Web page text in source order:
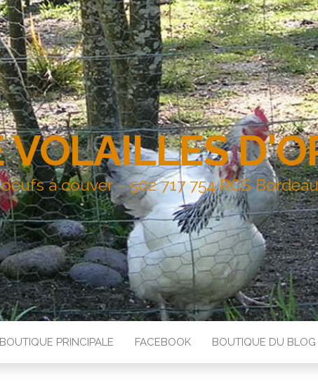
VOLAILLES
à couver – 502 717 754 RCS
BOUTIQUE PRINCIPALE FACEBOOK BOUTIQUE DU BLOG